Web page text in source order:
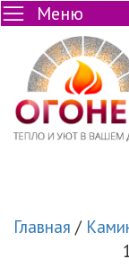
Меню
Главная /